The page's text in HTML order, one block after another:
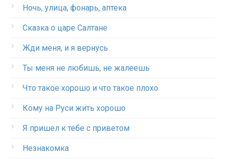
Ночь, улица, фонарь, аптека
Сказка о царе Салтане
Жди меня, и я вернусь
Ты меня не любишь, не жалеешь
Что такое хорошо и что такое плохо
Кому на Руси жить хорошо
Я пришел к тебе с приветом
Незнакомка